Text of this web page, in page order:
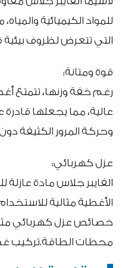
للمواد الكيميائية
التي تتعرض لظروف بيئية
قوة ومتانة:
رغم خفة وزنها، تتمتع
عالية، مما يجعلها قادرة
وحركة المرور الكثيفة
عزل كهربائي:
الفايبر جلاس مادة
الأغطية مثالية
خصائص عزل كهربائي مثل
محطات الطاقة.تركيب